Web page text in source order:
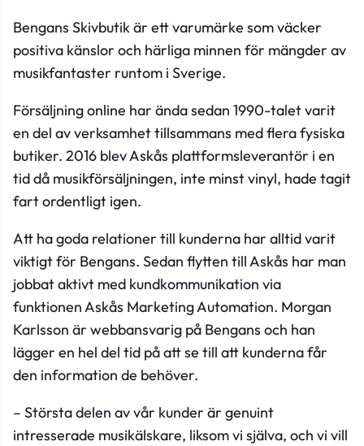
Bengans Skivbutik är ett varumärke som väcker
positiva känslor och härliga minnen för mängder av
musikfantaster runtom i Sverige.
Försäljning online har ända sedan 1990-talet varit
en del av verksamhet tillsammans med flera fysiska
butiker. 2016 blev Askås plattformsleverantör i en
tid då musikförsäljningen, inte minst vinyl, hade tagit
fart ordentligt igen.
Att ha goda relationer till kunderna har alltid varit
viktigt för Bengans. Sedan flytten till Askås har man
jobbat aktivt med kundkommunikation via
funktionen Askås Marketing Automation. Morgan
Karlsson är webbansvarig på Bengans och han
lägger en hel del tid på att se till att kunderna får
den information de behöver.
– Största delen av vår kunder är genuint
intresserade musikälskare, liksom vi själva, och vi vill